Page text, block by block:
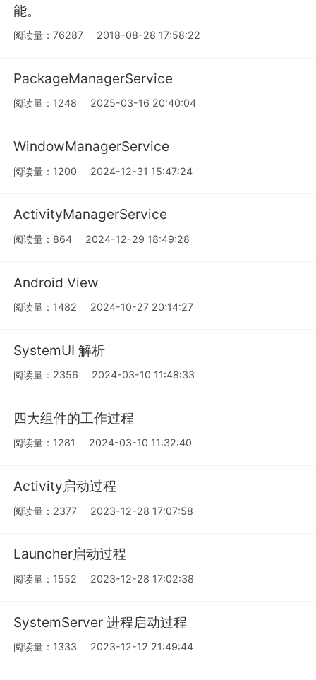
能。
阅读量：76287 2018-08-28 17:58:22
PackageManagerService
阅读量：1248 2025-03-16 20:40:04
WindowManagerService
阅读量：1200 2024-12-31 15:47:24
ActivityManagerService
阅读量：864 2024-12-29 18:49:28
Android View
阅读量：1482 2024-10-27 20:14:27
SystemUI 解析
阅读量：2356 2024-03-10 11:48:33
四大组件的工作过程
阅读量：1281 2024-03-10 11:32:40
Activity启动过程
阅读量：2377 2023-12-28 17:07:58
Launcher启动过程
阅读量：1552 2023-12-28 17:02:38
SystemServer 进程启动过程
阅读量：1333 2023-12-12 21:49:44